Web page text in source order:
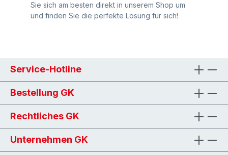
Sie sich am besten direkt in unserem Shop um
und finden Sie die perfekte Lösung für sich!
Service-Hotline
Bestellung GK
Rechtliches GK
Unternehmen GK